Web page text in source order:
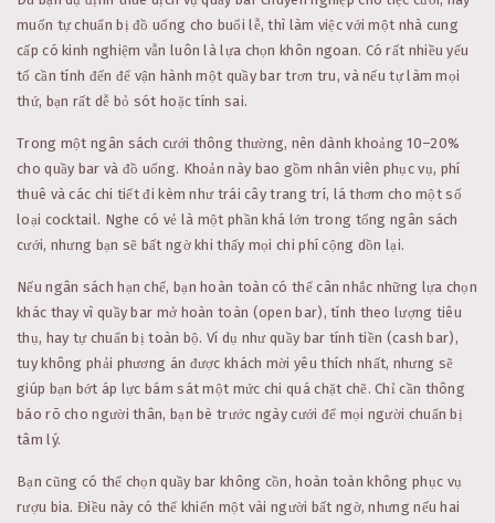
muốn tự chuẩn bị đồ uống cho buổi lễ, thì làm việc với một nhà cung
cấp có kinh nghiệm vẫn luôn là lựa chọn khôn ngoan. Có rất nhiều yếu
tố cần tính đến để vận hành một quầy bar trơn tru, và nếu tự làm mọi
thứ, bạn rất dễ bỏ sót hoặc tính sai.
Trong một ngân sách cưới thông thường, nên dành khoảng 10–20%
cho quầy bar và đồ uống. Khoản này bao gồm nhân viên phục vụ, phí
thuê và các chi tiết đi kèm như trái cây trang trí, lá thơm cho một số
loại cocktail. Nghe có vẻ là một phần khá lớn trong tổng ngân sách
cưới, nhưng bạn sẽ bất ngờ khi thấy mọi chi phí cộng dồn lại.
Nếu ngân sách hạn chế, bạn hoàn toàn có thể cân nhắc những lựa chọn
khác thay vì quầy bar mở hoàn toàn (open bar), tính theo lượng tiêu
thụ, hay tự chuẩn bị toàn bộ. Ví dụ như quầy bar tính tiền (cash bar),
tuy không phải phương án được khách mời yêu thích nhất, nhưng sẽ
giúp bạn bớt áp lực bám sát một mức chi quá chặt chẽ. Chỉ cần thông
báo rõ cho người thân, bạn bè trước ngày cưới để mọi người chuẩn bị
tâm lý.
Bạn cũng có thể chọn quầy bar không cồn, hoàn toàn không phục vụ
rượu bia. Điều này có thể khiến một vài người bất ngờ, nhưng nếu hai